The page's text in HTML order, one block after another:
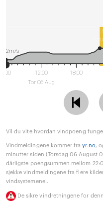
6:00
12:00
Tor 06 Aug
18:00
2m/s
Vil du vite hvordan vindpoeng
Vindmeldingene kommer frayr.no,
minutter siden (Torsdag 06 August
dårligste poengsummen mellom
sjekke vindmeldingene fra flere
vindsystemene..
De sikre vindretningene for